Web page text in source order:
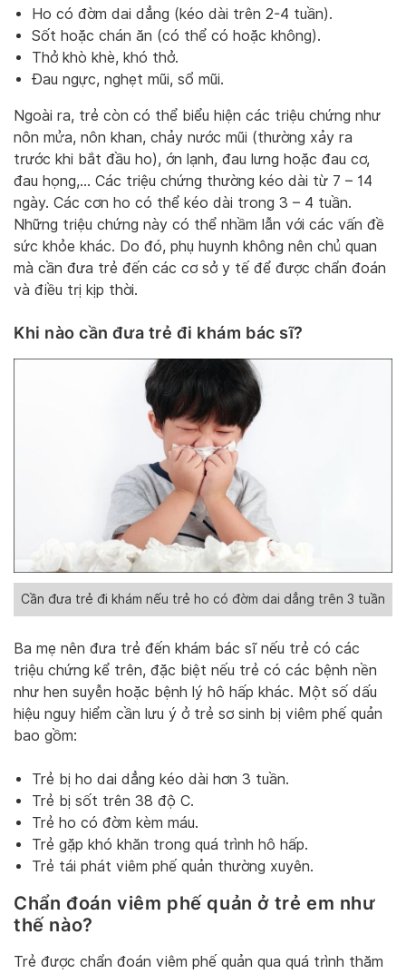
Ho có đờm dai dẳng (kéo dài trên 2-4 tuần).
Sốt hoặc chán ăn (có thể có hoặc không).
Thở khò khè, khó thở.
Đau ngực, nghẹt mũi, sổ mũi.
Ngoài ra, trẻ còn có thể biểu hiện các triệu chứng như
nôn mửa, nôn khan, chảy nước mũi (thường xảy ra
trước khi bắt đầu ho), ớn lạnh, đau lưng hoặc đau cơ,
đau họng,… Các triệu chứng thường kéo dài từ 7 – 14
ngày. Các cơn ho có thể kéo dài trong 3 – 4 tuần.
Những triệu chứng này có thể nhầm lẫn với các vấn đề
sức khỏe khác. Do đó, phụ huynh không nên chủ quan
mà cần đưa trẻ đến các cơ sở y tế để được chẩn đoán
và điều trị kịp thời.
Khi nào cần đưa trẻ đi khám bác sĩ?
Cần đưa trẻ đi khám nếu trẻ ho có đờm dai dẳng trên 3 tuần
Ba mẹ nên đưa trẻ đến khám bác sĩ nếu trẻ có các
triệu chứng kể trên, đặc biệt nếu trẻ có các bệnh nền
như hen suyễn hoặc bệnh lý hô hấp khác. Một số dấu
hiệu nguy hiểm cần lưu ý ở trẻ sơ sinh bị viêm phế quản
bao gồm:
Trẻ bị ho dai dẳng kéo dài hơn 3 tuần.
Trẻ bị sốt trên 38 độ C.
Trẻ ho có đờm kèm máu.
Trẻ gặp khó khăn trong quá trình hô hấp.
Trẻ tái phát viêm phế quản thường xuyên.
Chẩn đoán viêm phế quản ở trẻ em như
thế nào?
Trẻ được chẩn đoán viêm phế quản qua quá trình thăm